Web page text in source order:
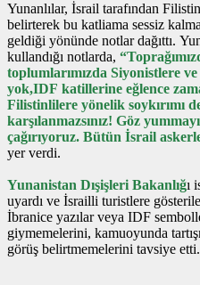
Yunanlılar, İsrail tarafından
belirterek bu katliama sessiz
geldiği yönünde notlar dağıttı.
kullandığı notlarda,
toplumlarımızda Siyonistlere
yok,IDF katillerine eğlence
Filistinlilere yönelik soykırımı
karşılanmazsınız! Göz
çağırıyoruz. Bütün İsrail
yer verdi.
Yunanistan Dışişleri Bakanlığı
uyardı ve İsrailli turistlere
İbranice yazılar veya IDF
giymemelerini, kamuoyunda
görüş belirtmemelerini tavsiye etti.